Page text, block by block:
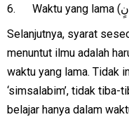
Selanjutnya, syarat
menuntut ilmu adalah
waktu yang lama. Tidak
‘simsalabim’, tidak tiba-
belajar hanya dalam